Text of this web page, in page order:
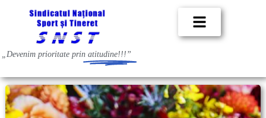
„Devenim prioritate prin atitudine!!!”